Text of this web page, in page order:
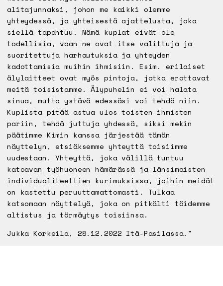
alitajunnaksi, johon me kaikki olemme
yhteydessä, ja yhteisestä ajattelusta, joka
siellä tapahtuu. Nämä kuplat eivät ole
todellisia, vaan ne ovat itse valittuja ja
suoritettuja harhautuksia ja yhteyden
kadottamisia muihin ihmisiin. Esim. erilaiset
älylaitteet ovat myös pintoja, jotka erottavat
meitä toisistamme. Älypuhelin ei voi halata
sinua, mutta ystävä edessäsi voi tehdä niin.
Kuplista pitää astua ulos toisten ihmisten
pariin, tehdä juttuja yhdessä, siksi mekin
päätimme Kimin kanssa järjestää tämän
näyttelyn, etsiäksemme yhteyttä toisiimme
uudestaan. Yhteyttä, joka välillä tuntuu
katoavan työhuoneen hämärässä ja länsimaisten
individualiteettien kurimuksissa, joihin meidät
on kastettu peruuttamattomasti. Tulkaa
katsomaan näyttelyä, joka on pitkälti töidemme
altistus ja törmäytys toisiinsa.
Jukka Korkeila, 28.12.2022 Itä-Pasilassa."